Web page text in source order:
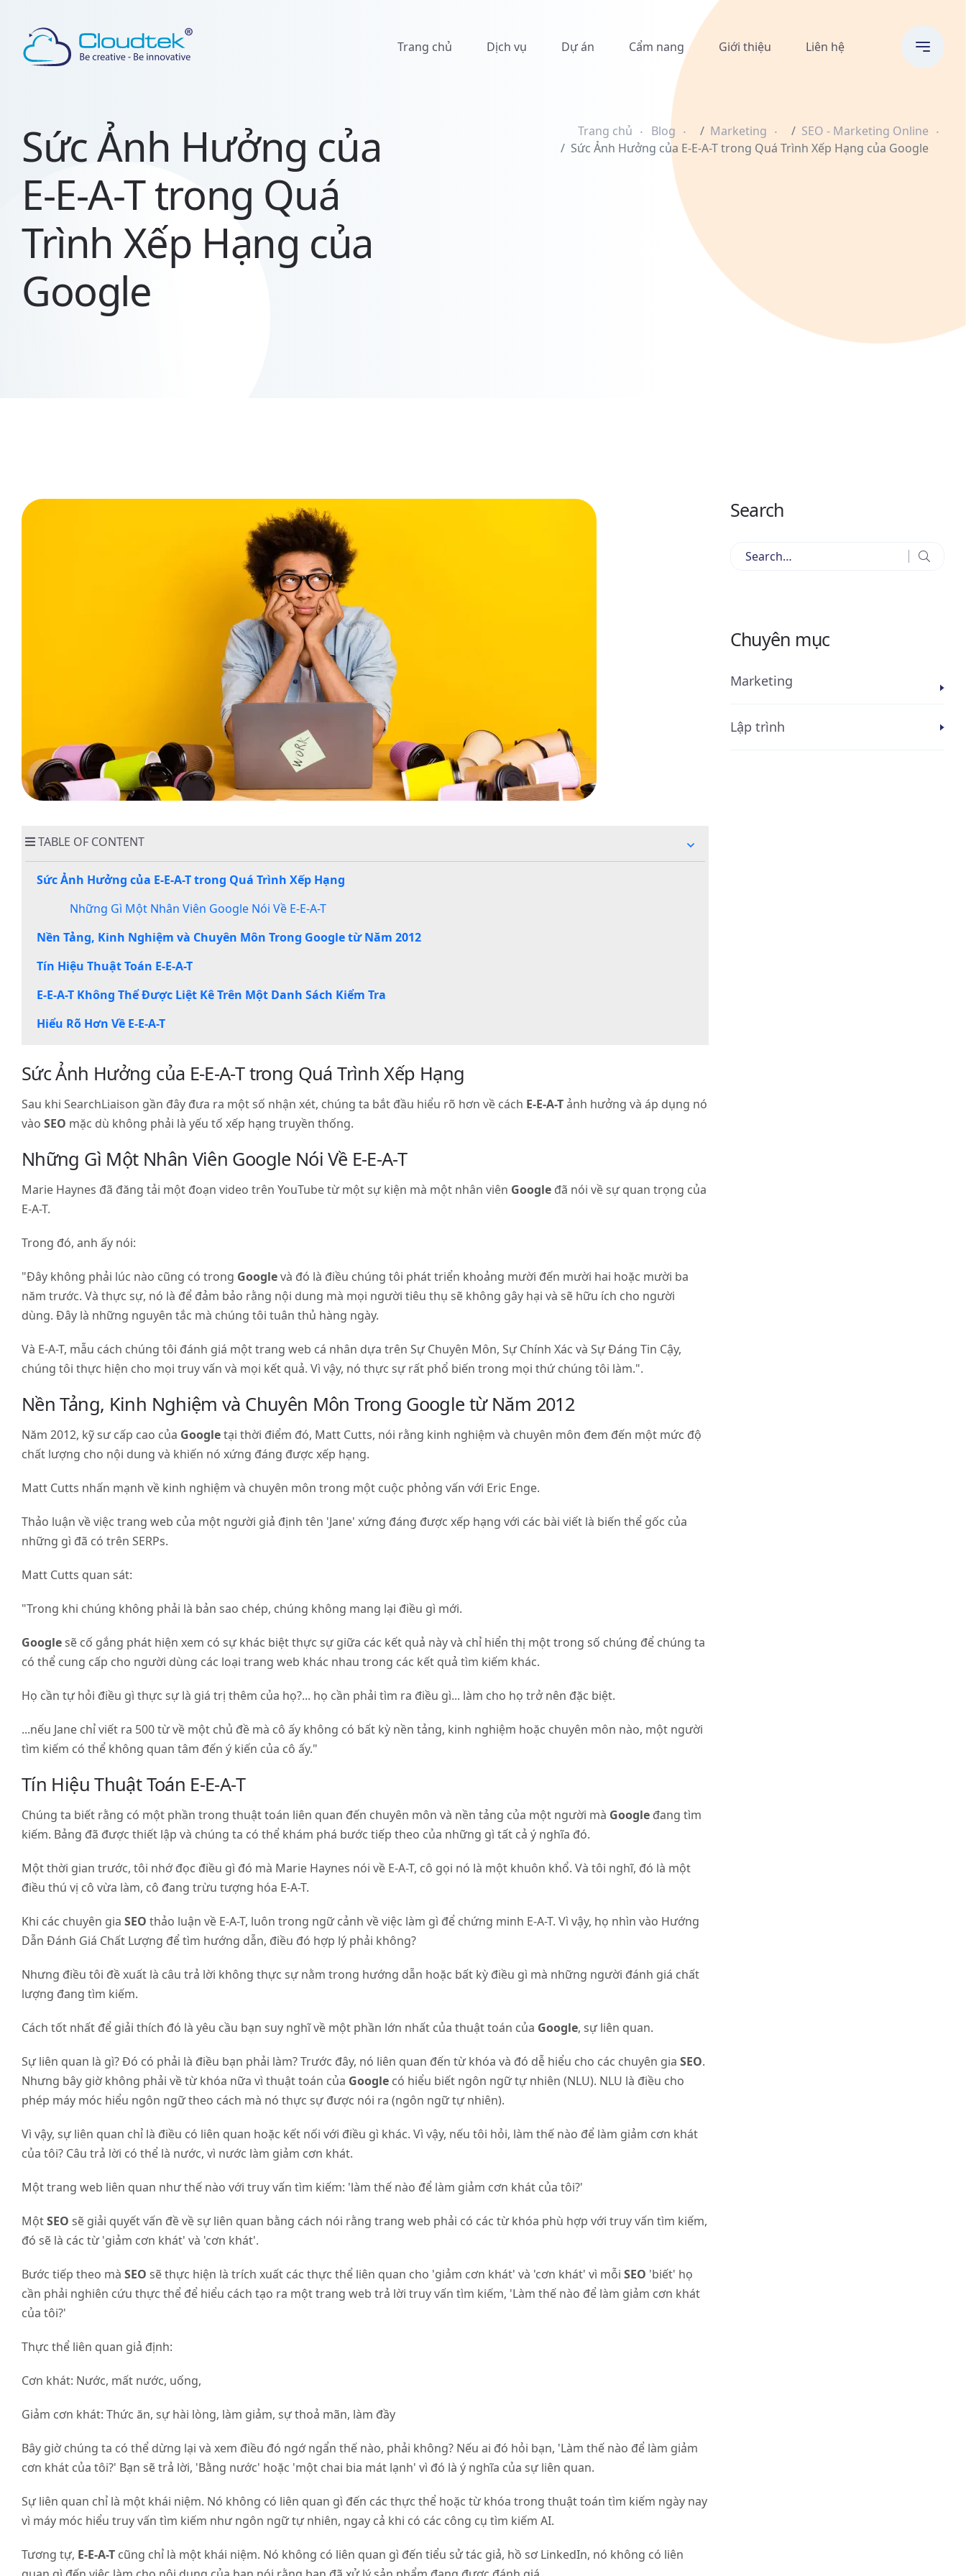
Trang chủ Dịch vụ Dự án Cẩm nang Giới thiệu Liên hệ
Sức Ảnh Hưởng của
E-E-A-T trong Quá
Trình Xếp Hạng của
Google
Trang chủ Blog Marketing
SEO - Marketing Online
Sức Ảnh Hưởng của E-E-A-T trong Quá Trình Xếp Hạng của Google
TABLE OF CONTENT
Sức Ảnh Hưởng của E-E-A-T trong Quá Trình Xếp Hạng
Những Gì Một Nhân Viên Google Nói Về E-E-A-T
Nền Tảng, Kinh Nghiệm và Chuyên Môn Trong Google từ Năm 2012
Tín Hiệu Thuật Toán E-E-A-T
E-E-A-T Không Thể Được Liệt Kê Trên Một Danh Sách Kiểm Tra
Hiểu Rõ Hơn Về E-E-A-T
Sức Ảnh Hưởng của E-E-A-T trong Quá Trình Xếp Hạng
Sau khi SearchLiaison gần đây đưa ra một số nhận xét, chúng ta bắt đầu hiểu rõ hơn về cách E-E-A-Tảnh hưởng và áp dụng nó
vào SEO mặc dù không phải là yếu tố xếp hạng truyền thống.
Những Gì Một Nhân Viên Google Nói Về E-E-A-T
Marie Haynes đã đăng tải một đoạn video trên YouTube từ một sự kiện mà một nhân viên Google đã nói về sự quan trọng của
E-A-T.
Trong đó, anh ấy nói:
"Đây không phải lúc nào cũng có trong Googlevà đó là điều chúng tôi phát triển khoảng mười đến mười hai hoặc mười ba
năm trước. Và thực sự, nó là để đảm bảo rằng nội dung mà mọi người tiêu thụ sẽ không gây hại và sẽ hữu ích cho người
dùng. Đây là những nguyên tắc mà chúng tôi tuân thủ hàng ngày.
Và E-A-T, mẫu cách chúng tôi đánh giá một trang web cá nhân dựa trên Sự Chuyên Môn, Sự Chính Xác và Sự Đáng Tin Cậy,
chúng tôi thực hiện cho mọi truy vấn và mọi kết quả. Vì vậy, nó thực sự rất phổ biến trong mọi thứ chúng tôi làm.".
Nền Tảng, Kinh Nghiệm và Chuyên Môn Trong Google từ Năm 2012
Năm 2012, kỹ sư cấp cao của Googletại thời điểm đó, Matt Cutts, nói rằng kinh nghiệm và chuyên môn đem đến một mức độ
chất lượng cho nội dung và khiến nó xứng đáng được xếp hạng.
Matt Cutts nhấn mạnh về kinh nghiệm và chuyên môn trong một cuộc phỏng vấn với Eric Enge.
Thảo luận về việc trang web của một người giả định tên 'Jane' xứng đáng được xếp hạng với các bài viết là biến thể gốc của
những gì đã có trên SERPs.
Matt Cutts quan sát:
"Trong khi chúng không phải là bản sao chép, chúng không mang lại điều gì mới.
Googlesẽ cố gắng phát hiện xem có sự khác biệt thực sự giữa các kết quả này và chỉ hiển thị một trong số chúng để chúng ta
có thể cung cấp cho người dùng các loại trang web khác nhau trong các kết quả tìm kiếm khác.
Họ cần tự hỏi điều gì thực sự là giá trị thêm của họ?... họ cần phải tìm ra điều gì... làm cho họ trở nên đặc biệt.
...nếu Jane chỉ viết ra 500 từ về một chủ đề mà cô ấy không có bất kỳ nền tảng, kinh nghiệm hoặc chuyên môn nào, một người
tìm kiếm có thể không quan tâm đến ý kiến của cô ấy."
Tín Hiệu Thuật Toán E-E-A-T
Chúng ta biết rằng có một phần trong thuật toán liên quan đến chuyên môn và nền tảng của một người mà Google đang tìm
kiếm. Bảng đã được thiết lập và chúng ta có thể khám phá bước tiếp theo của những gì tất cả ý nghĩa đó.
Một thời gian trước, tôi nhớ đọc điều gì đó mà Marie Haynes nói về E-A-T, cô gọi nó là một khuôn khổ. Và tôi nghĩ, đó là một
điều thú vị cô vừa làm, cô đang trừu tượng hóa E-A-T.
Khi các chuyên gia SEO thảo luận về E-A-T, luôn trong ngữ cảnh về việc làm gì để chứng minh E-A-T. Vì vậy, họ nhìn vào Hướng
Dẫn Đánh Giá Chất Lượng để tìm hướng dẫn, điều đó hợp lý phải không?
Nhưng điều tôi đề xuất là câu trả lời không thực sự nằm trong hướng dẫn hoặc bất kỳ điều gì mà những người đánh giá chất
lượng đang tìm kiếm.
Cách tốt nhất để giải thích đó là yêu cầu bạn suy nghĩ về một phần lớn nhất của thuật toán của Google, sự liên quan.
Sự liên quan là gì? Đó có phải là điều bạn phải làm? Trước đây, nó liên quan đến từ khóa và đó dễ hiểu cho các chuyên gia SEO.
Nhưng bây giờ không phải về từ khóa nữa vì thuật toán của Google có hiểu biết ngôn ngữ tự nhiên (NLU). NLU là điều cho
phép máy móc hiểu ngôn ngữ theo cách mà nó thực sự được nói ra (ngôn ngữ tự nhiên).
Vì vậy, sự liên quan chỉ là điều có liên quan hoặc kết nối với điều gì khác. Vì vậy, nếu tôi hỏi, làm thế nào để làm giảm cơn khát
của tôi? Câu trả lời có thể là nước, vì nước làm giảm cơn khát.
Một trang web liên quan như thế nào với truy vấn tìm kiếm: 'làm thế nào để làm giảm cơn khát của tôi?'
MộtSEO sẽ giải quyết vấn đề về sự liên quan bằng cách nói rằng trang web phải có các từ khóa phù hợp với truy vấn tìm kiếm,
đó sẽ là các từ 'giảm cơn khát' và 'cơn khát'.
Bước tiếp theo mà SEO sẽ thực hiện là trích xuất các thực thể liên quan cho 'giảm cơn khát' và 'cơn khát' vì mỗi SEO 'biết' họ
cần phải nghiên cứu thực thể để hiểu cách tạo ra một trang web trả lời truy vấn tìm kiếm, 'Làm thế nào để làm giảm cơn khát
của tôi?'
Thực thể liên quan giả định:
Cơn khát: Nước, mất nước, uống,
Giảm cơn khát: Thức ăn, sự hài lòng, làm giảm, sự thoả mãn, làm đầy
Bây giờ chúng ta có thể dừng lại và xem điều đó ngớ ngẩn thế nào, phải không? Nếu ai đó hỏi bạn, 'Làm thế nào để làm giảm
cơn khát của tôi?' Bạn sẽ trả lời, 'Bằng nước' hoặc 'một chai bia mát lạnh' vì đó là ý nghĩa của sự liên quan.
Sự liên quan chỉ là một khái niệm. Nó không có liên quan gì đến các thực thể hoặc từ khóa trong thuật toán tìm kiếm ngày nay
vì máy móc hiểu truy vấn tìm kiếm như ngôn ngữ tự nhiên, ngay cả khi có các công cụ tìm kiếm AI.
Tương tự, E-E-A-T cũng chỉ là một khái niệm. Nó không có liên quan gì đến tiểu sử tác giả, hồ sơ LinkedIn, nó không có liên
CONTENT
Hưởng
của
Trình
Xếp
E-
2012
Tín
Hiệu
Không
Kê
Một
Danh
Kiểm
Hiểu
Rõ
Hơn
A-
Search
Chuyên mục
Marketing
Lập trình